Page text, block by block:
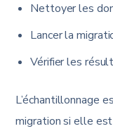
Nettoyer les
Lancer la
Vérifier les
L’échantillonnage
migration si elle